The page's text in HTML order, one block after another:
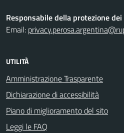
Responsabile della protezione dei
Email:
UTILITÀ
Amministrazione Trasparente
Dichiarazione di accessibilità
Piano di miglioramento del sito
Leggi le FAQ